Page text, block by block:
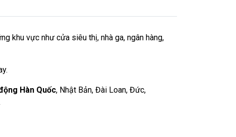
khu vực như cửa siêu thị, nhà ga, ngân hàng,
Hàn Quốc, Nhật Bản, Đài Loan, Đức,